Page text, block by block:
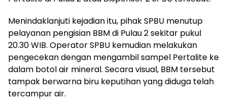
Menindaklanjuti kejadian itu, pihak SPBU menutup
pelayanan pengisian BBM di Pulau 2 sekitar pukul
20.30 WIB. Operator SPBU kemudian melakukan
pengecekan dengan mengambil sampel Pertalite ke
dalam botol air mineral. Secara visual, BBM tersebut
tampak berwarna biru keputihan yang diduga telah
tercampur air.